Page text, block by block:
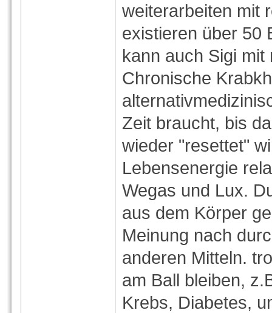
weiterarbeiten mit
existieren über 50
kann auch Sigi
Chronische
Zeit braucht, bis
wieder "resettet"
Lebensenergie
Wegas und Lux.
aus dem Körper
Meinung nach
anderen Mitteln.
am Ball bleiben,
Krebs, Diabetes,